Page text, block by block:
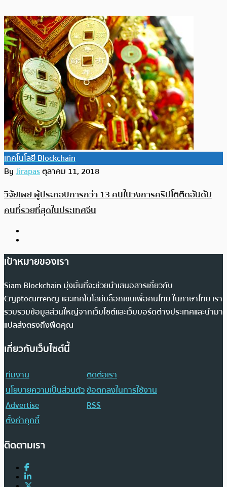
เทคโนโลยี Blockchain
ByJirapasตุลาคม 11, 2018
วิจัยเผย ผู้ประกอบการกว่า 13 คนในวงการคริปโตติดอันดับ
คนที่รวยที่สุดในประเทศจีน
เป้าหมายของเรา
Siam Blockchain มุ่งมั่นที่จะช่วยนำเสนอสารเกี่ยวกับ
Cryptocurrency และเทคโนโลยีบล็อกเชนเพื่อคนไทย ในภาษาไทย เรา
รวบรวมข้อมูลส่วนใหญ่จากเว็บไซต์และเว็บบอร์ดต่างประเทศและนำมา
แปลส่งตรงถึงฟีดคุณ
เกี่ยวกับเว็บไซต์นี้
ทีมงาน
ติดต่อเรา
นโยบายความเป็นส่วนตัวข้อตกลงในการใช้งาน
Advertise
RSS
ตั้งค่าคุกกี้
ติดตามเรา